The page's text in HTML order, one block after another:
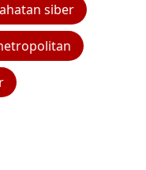
siber